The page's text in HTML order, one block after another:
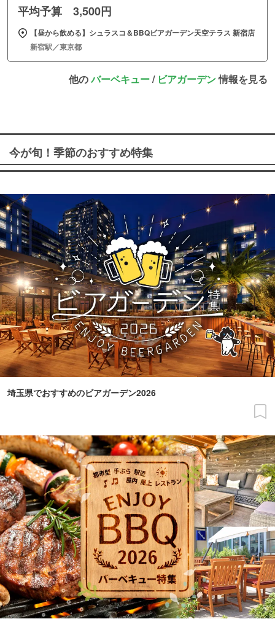
平均予算 3,500円
【昼から飲める】シュラスコ＆BBQビアガーデン天空テラス 新宿店
新宿駅／東京都
他のバーベキュー/ ビアガーデン情報を見る
今が旬！季節のおすすめ特集
埼玉県でおすすめのビアガーデン2026